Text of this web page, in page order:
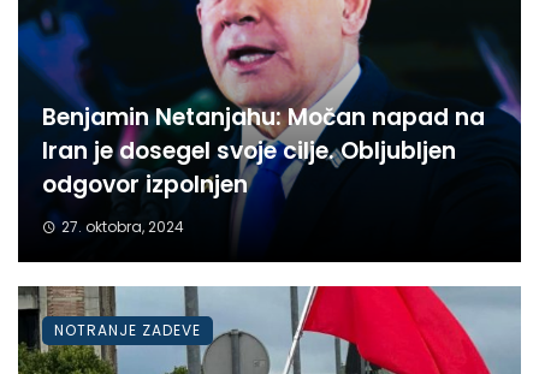
Benjamin Netanjahu: Močan napad na
Iran je dosegel svoje cilje. Obljubljen
odgovor izpolnjen
27. oktobra, 2024
NOTRANJE ZADEVE